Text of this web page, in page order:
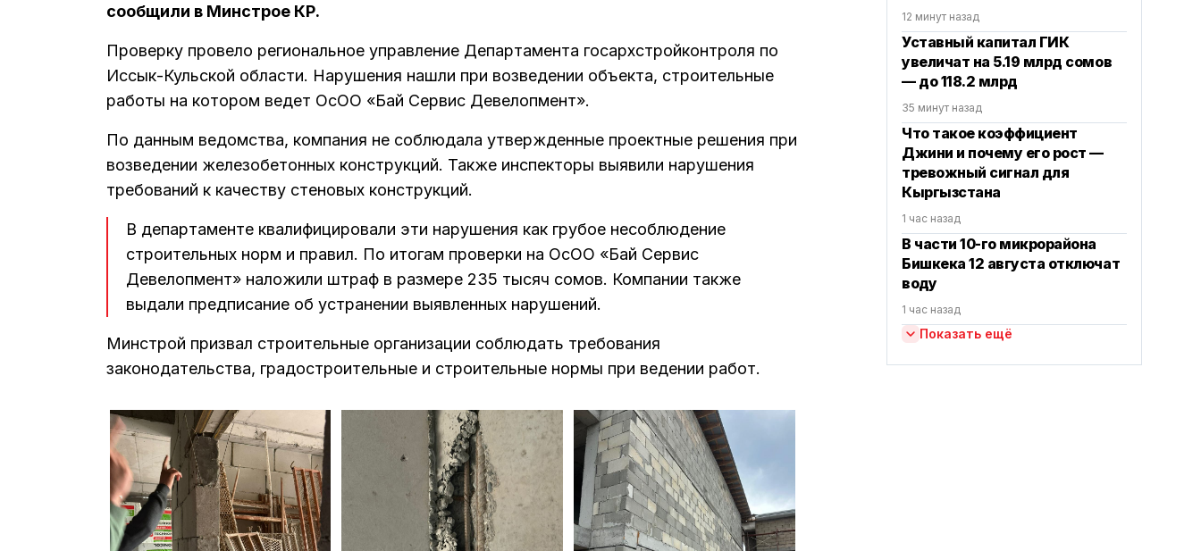
сообщили в Минстрое КР.
Проверку провело региональное управление Департамента госархстройконтроля по
Иссык-Кульской области. Нарушения нашли при возведении объекта, строительные
работы на котором ведет ОсОО «Бай Сервис Девелопмент».
По данным ведомства, компания не соблюдала утвержденные проектные решения при
возведении железобетонных конструкций. Также инспекторы выявили нарушения
требований к качеству стеновых конструкций.
В департаменте квалифицировали эти нарушения как грубое несоблюдение
строительных норм и правил. По итогам проверки на ОсОО «Бай Сервис
Девелопмент» наложили штраф в размере 235 тысяч сомов. Компании также
выдали предписание об устранении выявленных нарушений.
Минстрой призвал строительные организации соблюдать требования
законодательства, градостроительные и строительные нормы при ведении работ.
12 минут назад
Уставный капитал ГИК
увеличат на 5.19 млрд сомов
— до 118.2 млрд
35 минут назад
Что такое коэффициент
Джини и почему его рост —
тревожный сигнал для
Кыргызстана
1 час назад
В части 10-го микрорайона
Бишкека 12 августа отключат
воду
1 час назад
Показать ещё